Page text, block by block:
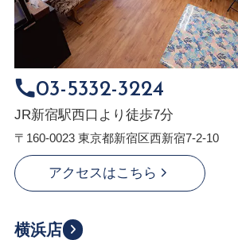
03-5332-3224
JR新宿駅西口より徒歩7分
〒160-0023 東京都新宿区西新宿7-2-10
アクセスはこちら
横浜店